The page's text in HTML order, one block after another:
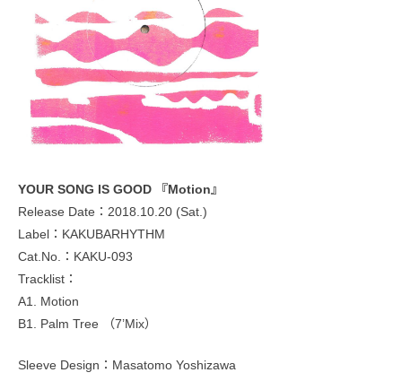
YOUR SONG IS GOOD 『Motion』
Release Date：2018.10.20 (Sat.)
Label：KAKUBARHYTHM
Cat.No.：KAKU-093
Tracklist：
A1. Motion
B1. Palm Tree （7’Mix）
Sleeve Design：Masatomo Yoshizawa